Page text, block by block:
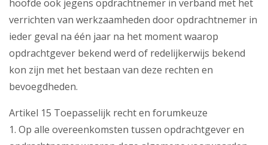
hoofde ook jegens opdrachtnemer in verband met het
verrichten van werkzaamheden door opdrachtnemer in
ieder geval na één jaar na het moment waarop
opdrachtgever bekend werd of redelijkerwijs bekend
kon zijn met het bestaan van deze rechten en
bevoegdheden.
Artikel 15 Toepasselijk recht en forumkeuze
1. Op alle overeenkomsten tussen opdrachtgever en